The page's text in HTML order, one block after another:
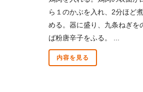
ら１のかぶを入れ、2分ほど
める。器に盛り、九条ねぎを
ば粉唐辛子をふる。 ...
内容を見る